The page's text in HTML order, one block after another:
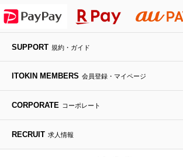
HIROKO KOSHINO
デニムジャケット
ダウンジャケット・コート
手袋
チャーム・ストラップ
ボディバッグ・メッセンジャーバッグ
トラベルバッグ
ローファー
ドレスシューズ
ラナンキュラス
ポプリアレンジ＆フレグランス
SUPPORT 規約・ガイド
ITOKIN MEMBERS 会員登録・マイページ
CORPORATE コーポレート
RECRUIT 求人情報